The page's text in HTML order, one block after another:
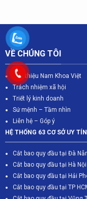
VỀ CHÚNG TÔI
Giới thiệu Nam Khoa Việt
Trách nhiệm xã hội
Triết lý kinh doanh
Sứ mệnh – Tầm nhìn
Liên hệ – Góp ý
HỆ THỐNG 63 CƠ SỞ UY
Cắt bao quy đầu tại Đà
Cắt bao quy đầu tại Hà Nội
Cắt bao quy đầu tại Hải
Cắt bao quy đầu tại TP